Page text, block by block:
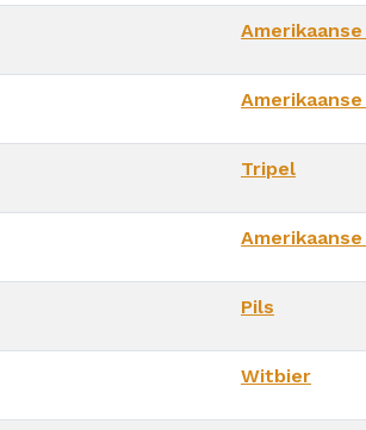
Amerikaanse
Tripel
Amerikaanse
Pils
Witbier